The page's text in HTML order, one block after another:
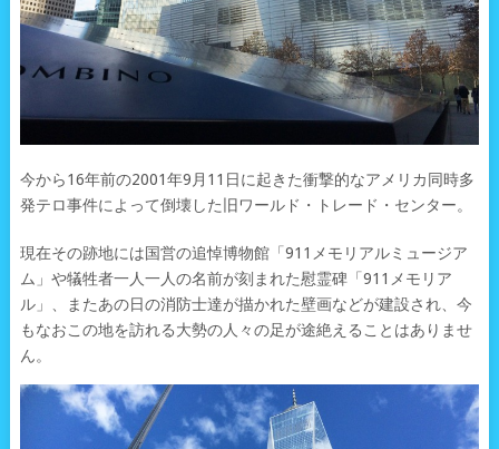
今から16年前の2001年9月11日に起きた衝撃的なアメリカ同時多
発テロ事件によって倒壊した旧ワールド・トレード・センター。
現在その跡地には国営の追悼博物館「911メモリアルミュージア
ム」や犠牲者一人一人の名前が刻まれた慰霊碑「911メモリア
ル」、またあの日の消防士達が描かれた壁画などが建設され、今
もなおこの地を訪れる大勢の人々の足が途絶えることはありませ
ん。